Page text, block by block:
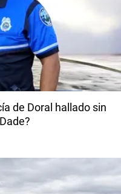
de Doral hallado sin